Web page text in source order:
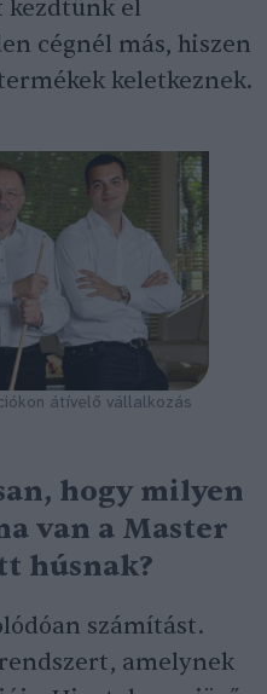
kezdtünk el
cégnél más, hiszen
keletkeznek.
átívelő vállalkozás
hogy milyen
van a Master
húsnak?
számítást.
amelynek